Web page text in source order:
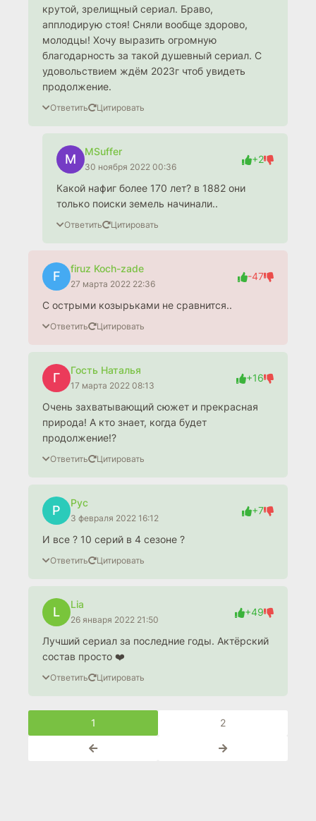
крутой, зрелищный сериал. Браво,
апплодирую стоя! Сняли вообще здорово,
молодцы! Хочу выразить огромную
благодарность за такой душевный сериал. С
удовольствием ждём 2023г чтоб увидеть
продолжение.
Ответить Цитировать
M
MSuffer
30 ноября 2022 00:36
+2
Какой нафиг более 170 лет? в 1882 они
только поиски земель начинали..
Ответить Цитировать
F
firuz Koch-zade
27 марта 2022 22:36
-47
С острыми козырьками не сравнится..
Ответить Цитировать
Г
Гость Наталья
17 марта 2022 08:13
+16
Очень захватывающий сюжет и прекрасная
природа! А кто знает, когда будет
продолжение!?
Ответить Цитировать
Р
Рус
3 февраля 2022 16:12
+7
И все ? 10 серий в 4 сезоне ?
Ответить Цитировать
L
Lia
26 января 2022 21:50
+49
Лучший сериал за последние годы. Актёрский
состав просто ❤️
Ответить Цитировать
1 2